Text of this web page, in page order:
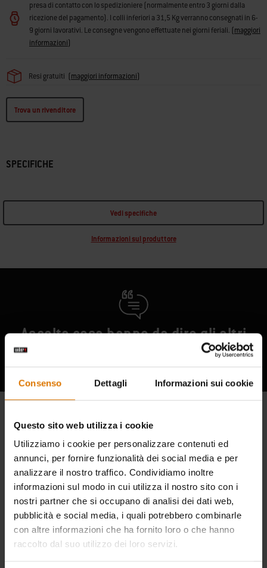
Consenso Dettagli Informazioni sui cookie
Questo sito web utilizza i cookie
Utilizziamo i cookie per personalizzare contenuti ed
annunci, per fornire funzionalità dei social media e per
analizzare il nostro traffico. Condividiamo inoltre
informazioni sul modo in cui utilizza il nostro sito con i
nostri partner che si occupano di analisi dei dati web,
pubblicità e social media, i quali potrebbero combinarle
con altre informazioni che ha fornito loro o che hanno
raccolto dal suo utilizzo dei loro servizi.
presa di contatto con lo spedizioniere (normalmente entro 3 giorni dalla
ricezione del pagamento). I colli inferiori a 31,5 Kg verranno consegnati in 6-
9 giorni lavorativi. Le consegne vengono effettuate nei giorni feriali. (maggiori
informazioni)
Resi gratuiti (maggiori informazioni)
Trova un rivenditore
SPECIFICHE
Vedi specifiche
Informazioni sul produttore
Ascolta cosa hanno da dire gli altri
appassionati di barbecue